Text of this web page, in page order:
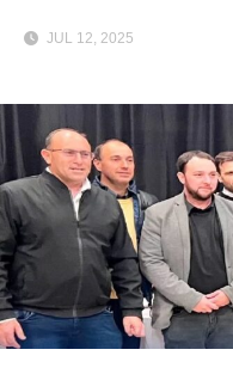
JUL 12, 2025